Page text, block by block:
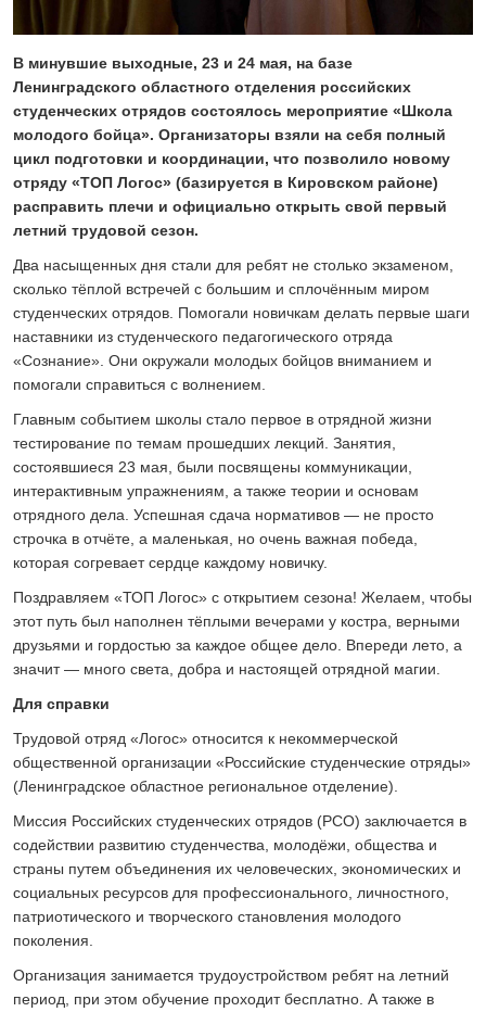
Скоро в школу!
ОБЩЕСТВО
Спрашивали? Отвечаем!
04 АВГУСТА 2026
В минувшие выходные, 23 и 24 мая, на базе
Ленинградского областного отделения российских
студенческих отрядов состоялось мероприятие «Школа
молодого бойца». Организаторы взяли на себя полный
цикл подготовки и координации, что позволило новому
отряду «ТОП Логос» (базируется в Кировском районе)
расправить плечи и официально открыть свой первый
летний трудовой сезон.
Два насыщенных дня стали для ребят не столько экзаменом,
сколько тёплой встречей с большим и сплочённым миром
студенческих отрядов. Помогали новичкам делать первые шаги
наставники из студенческого педагогического отряда
«Сознание». Они окружали молодых бойцов вниманием и
помогали справиться с волнением.
Главным событием школы стало первое в отрядной жизни
тестирование по темам прошедших лекций. Занятия,
состоявшиеся 23 мая, были посвящены коммуникации,
интерактивным упражнениям, а также теории и основам
отрядного дела. Успешная сдача нормативов — не просто
строчка в отчёте, а маленькая, но очень важная победа,
которая согревает сердце каждому новичку.
Поздравляем «ТОП Логос» с открытием сезона! Желаем, чтобы
этот путь был наполнен тёплыми вечерами у костра, верными
друзьями и гордостью за каждое общее дело. Впереди лето, а
значит — много света, добра и настоящей отрядной магии.
Для справки
Трудовой отряд «Логос» относится к некоммерческой
общественной организации «Российские студенческие отряды»
(Ленинградское областное региональное отделение).
Миссия Российских студенческих отрядов (РСО) заключается в
содействии развитию студенчества, молодёжи, общества и
страны путем объединения их человеческих, экономических и
социальных ресурсов для профессионального, личностного,
патриотического и творческого становления молодого
поколения.
Организация занимается трудоустройством ребят на летний
период, при этом обучение проходит бесплатно. А также в